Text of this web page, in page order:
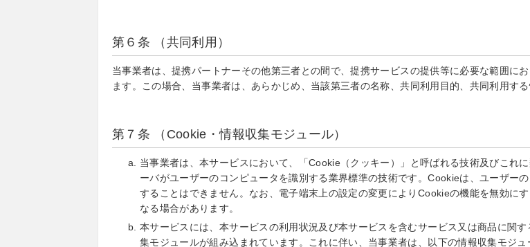
第６条 （共同利用）
当事業者は、提携パートナーその他第三者との間で、提携サービスの提供等に必要な範囲に
ます。この場合、当事業者は、あらかじめ、当該第三者の名称、共同利用目的、共同利用す
第７条 （Cookie・情報収集モジュール）
当事業者は、本サービスにおいて、「Cookie（クッキー）」と呼ばれる技術及びこれ
ーバがユーザーのコンピュータを識別する業界標準の技術です。Cookieは、ユーザー
することはできません。なお、電子端末上の設定の変更によりCookieの機能を無効に
なる場合があります。
本サービスには、本サービスの利用状況及び本サービスを含むサービス又は商品に関
集モジュールが組み込まれています。これに伴い、当事業者は、以下の情報収集モジ